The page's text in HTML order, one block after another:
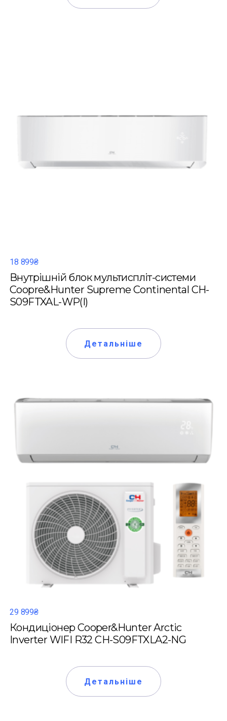
18 899₴
Внутрішній блок мультиспліт-системи
Coopre&Hunter Supreme Continental CH-
S09FTXAL-WP(I)
Детальніше
29 899₴
Кондиціонер Cooper&Hunter Arctic
Inverter WIFI R32 CH-S09FTXLA2-NG
Детальніше